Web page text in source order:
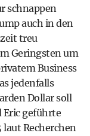
schnappen
auch in den
treu
Geringsten um
Business
jedenfalls
Dollar soll
Eric geführte
Recherchen